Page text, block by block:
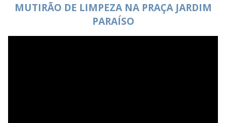
MUTIRÃO DE LIMPEZA NA PRAÇA JARDIM
PARAÍSO